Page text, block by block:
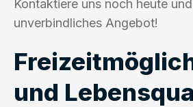
Kontaktiere uns noch heute
unverbindliches Angebot!
und